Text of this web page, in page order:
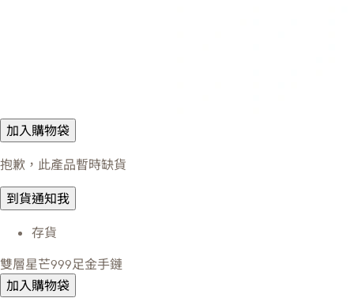
加入購物袋
抱歉，此產品暫時缺貨
到貨通知我
存貨
雙層星芒999足金手鏈
加入購物袋